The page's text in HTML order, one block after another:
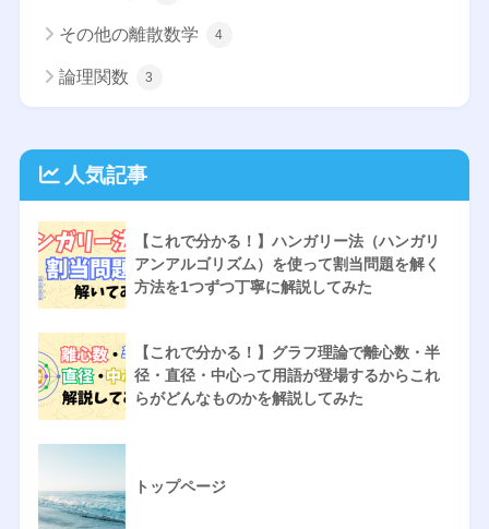
その他の離散数学 4
論理関数 3
人気記事
【これで分かる！】ハンガリー法（ハンガリ
アンアルゴリズム）を使って割当問題を解く
方法を1つずつ丁寧に解説してみた
【これで分かる！】グラフ理論で離心数・半
径・直径・中心って用語が登場するからこれ
らがどんなものかを解説してみた
トップページ